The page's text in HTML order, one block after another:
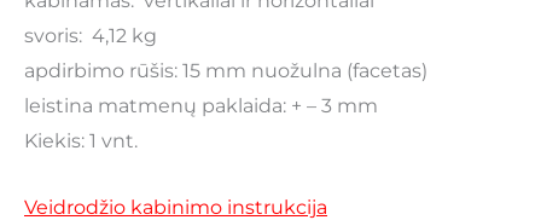
svoris: 4,12 kg
apdirbimo rūšis: 15 mm nuožulna (facetas)
leistina matmenų paklaida: + – 3 mm
Kiekis: 1 vnt.
Veidrodžio kabinimo instrukcija